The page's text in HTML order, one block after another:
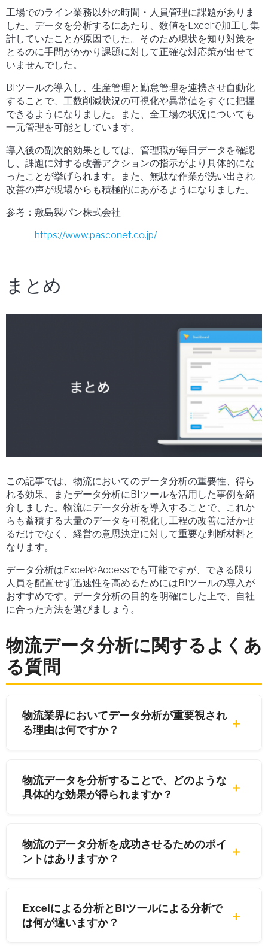
工場でのライン業務以外の時間・人員管理に課題がありま
した。データを分析するにあたり、数値をExcelで加工し集
計していたことが原因でした。そのため現状を知り対策を
とるのに手間がかかり課題に対して正確な対応策が出せて
いませんでした。
BIツールの導入し、生産管理と勤怠管理を連携させ自動化
することで、工数削減状況の可視化や異常値をすぐに把握
できるようになりました。また、全工場の状況についても
一元管理を可能としています。
導入後の副次的効果としては、管理職が毎日データを確認
し、課題に対する改善アクションの指示がより具体的にな
ったことが挙げられます。また、無駄な作業が洗い出され
改善の声が現場からも積極的にあがるようになりました。
参考：敷島製パン株式会社
https://www.pasconet.co.jp/
まとめ
この記事では、物流においてのデータ分析の重要性、得ら
れる効果、またデータ分析にBIツールを活用した事例を紹
介しました。物流にデータ分析を導入することで、これか
らも蓄積する大量のデータを可視化し工程の改善に活かせ
るだけでなく、経営の意思決定に対して重要な判断材料と
なります。
データ分析はExcelやAccessでも可能ですが、できる限り
人員を配置せず迅速性を高めるためにはBIツールの導入が
おすすめです。データ分析の目的を明確にした上で、自社
に合った方法を選びましょう。
物流データ分析に関するよくあ
る質問
物流業界においてデータ分析が重要視され
る理由は何ですか？
物流データを分析することで、どのような
具体的な効果が得られますか？
物流のデータ分析を成功させるためのポイ
ントはありますか？
Excelによる分析とBIツールによる分析で
は何が違いますか？